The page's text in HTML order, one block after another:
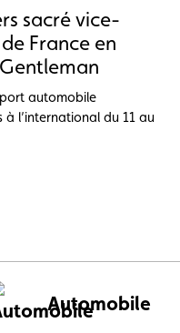
sacré vice-
France en
automobile
à l’international du 11 au
Automobile